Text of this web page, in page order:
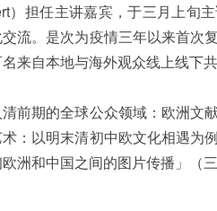
）担任主讲嘉宾，于三月上旬
流。是次为疫情三年以来首次
来自本地与海外观众线上线下共
前期的全球公众领域：欧洲文
：以明末清初中欧文化相遇为
洲和中国之间的图片传播」（三